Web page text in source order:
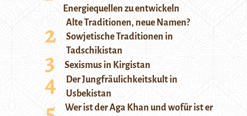
Energiequellen zu entwickeln
Alte Traditionen, neue Namen?
Sowjetische Traditionen in
Tadschikistan
Sexismus in Kirgistan
Der Jungfräulichkeitskult in
Usbekistan
Wer ist der Aga Khan und wofür ist er